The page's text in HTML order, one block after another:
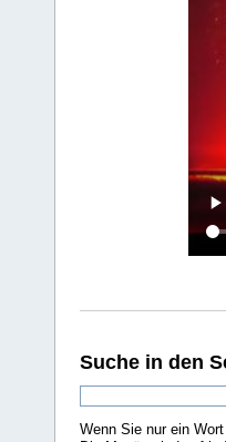
Suche in den
Wenn Sie nur ein